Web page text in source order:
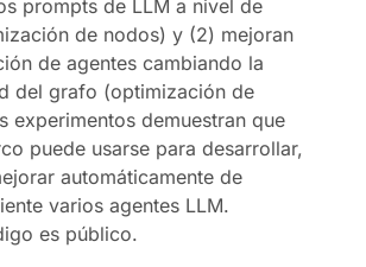
prompts de LLM a nivel de
de nodos) y (2) mejoran
de agentes cambiando la
del grafo (optimización de
experimentos demuestran que
puede usarse para desarrollar,
automáticamente de
varios agentes LLM.
es público.